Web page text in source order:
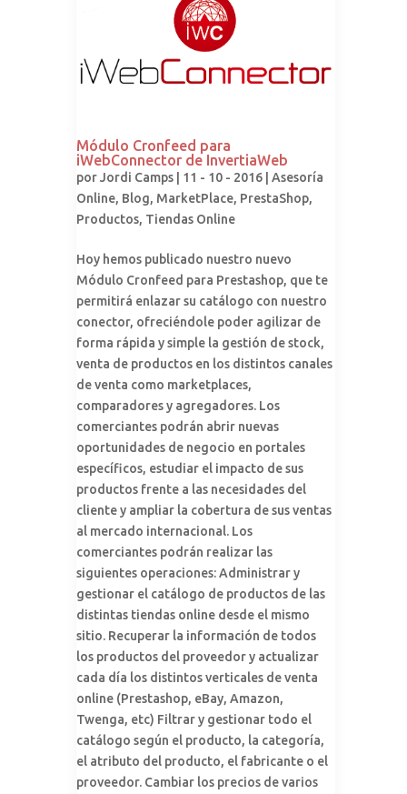
Módulo Cronfeed para
iWebConnector de InvertiaWeb
porJordi Camps | 11 - 10 - 2016 | Asesoría
Online, Blog, MarketPlace, PrestaShop,
Productos, Tiendas Online
Hoy hemos publicado nuestro nuevo
Módulo Cronfeed para Prestashop, que te
permitirá enlazar su catálogo con nuestro
conector, ofreciéndole poder agilizar de
forma rápida y simple la gestión de stock,
venta de productos en los distintos canales
de venta como marketplaces,
comparadores y agregadores. Los
comerciantes podrán abrir nuevas
oportunidades de negocio en portales
específicos, estudiar el impacto de sus
productos frente a las necesidades del
cliente y ampliar la cobertura de sus ventas
al mercado internacional. Los
comerciantes podrán realizar las
siguientes operaciones: Administrar y
gestionar el catálogo de productos de las
distintas tiendas online desde el mismo
sitio. Recuperar la información de todos
los productos del proveedor y actualizar
cada día los distintos verticales de venta
online (Prestashop, eBay, Amazon,
Twenga, etc) Filtrar y gestionar todo el
catálogo según el producto, la categoría,
el atributo del producto, el fabricante o el
proveedor. Cambiar los precios de varios